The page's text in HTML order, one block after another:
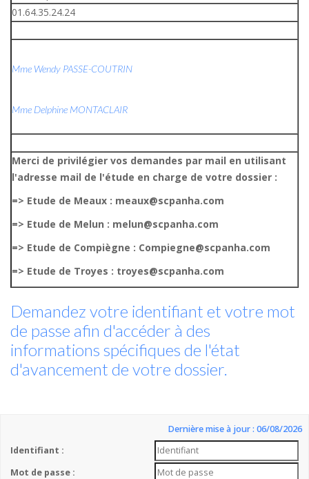
01.64.35.24.24
Mme Wendy PASSE-COUTRIN
Mme Delphine MONTACLAIR
Merci de privilégier vos demandes par mail en utilisant
l'adresse mail de l'étude en charge de votre dossier :
=> Etude de Meaux : meaux@scpanha.com
=> Etude de Melun : melun@scpanha.com
=> Etude de Compiègne : Compiegne@scpanha.com
=> Etude de Troyes : troyes@scpanha.com
Demandez votre identifiant et votre mot
de passe afin d'accéder à des
informations spécifiques de l'état
d'avancement de votre dossier.
Dernière mise à jour : 06/08/2026
Identifiant :
Mot de passe :